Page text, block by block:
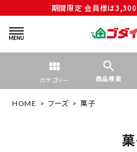
期間限定 会員様は
カテゴリー 商品検索
HOME フーズ 菓子